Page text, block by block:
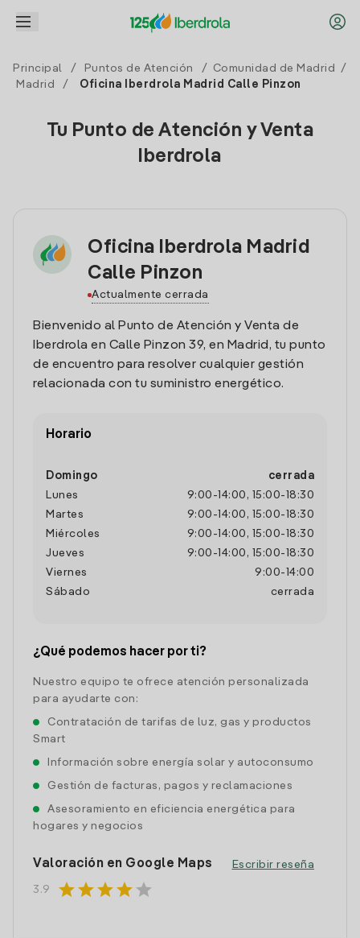
Principal / Puntos de Atención / Comunidad de Madrid
/
Madrid
/ Oficina Iberdrola Madrid Calle Pinzon
Tu Punto de Atención y Venta
Iberdrola
Oficina Iberdrola Madrid
Calle Pinzon
Actualmente cerrada
Bienvenido al Punto de Atención y Venta de
Iberdrola en Calle Pinzon 39, en Madrid, tu punto
de encuentro para resolver cualquier gestión
relacionada con tu suministro energético.
Horario
Domingo
cerrada
Lunes
9:00 - 14:00 , 15:00- 18:30
Martes
9:00 - 14:00 , 15:00- 18:30
Miércoles
9:00 - 14:00 , 15:00- 18:30
Jueves
9:00 - 14:00 , 15:00- 18:30
Viernes
9:00- 14:00
Sábado
cerrada
¿Qué podemos hacer por ti?
Nuestro equipo te ofrece atención personalizada
para ayudarte con:
Contratación de tarifas de luz, gas y productos
Smart
Información sobre energía solar y autoconsumo
Gestión de facturas, pagos y reclamaciones
Asesoramiento en eficiencia energética para
hogares y negocios
Valoración en Google Maps
3.9 starstarstarstar star
Escribir reseña